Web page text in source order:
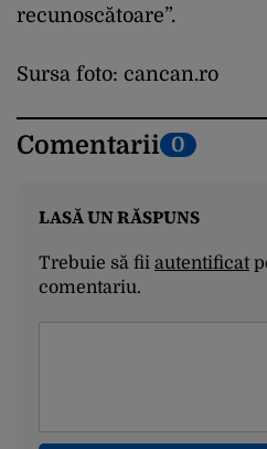
recunoscătoare”.
Sursa foto: cancan.ro
Comentarii 0
LASĂ UN RĂSPUNS
Trebuie să fii autentificat
comentariu.